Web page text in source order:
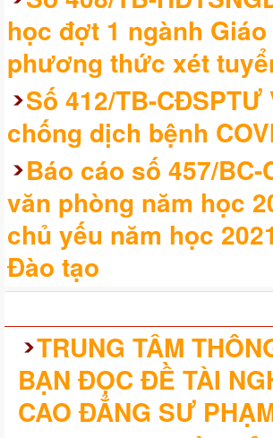
học đợt 1 ngành
phương thức xét
Số 412/TB-
chống dịch bệnh
Báo cáo số 457/
văn phòng năm học
chủ yếu năm học
Đào tạo
TRUNG TÂM
BẠN ĐỌC ĐỀ TÀI
CAO ĐẲNG SƯ